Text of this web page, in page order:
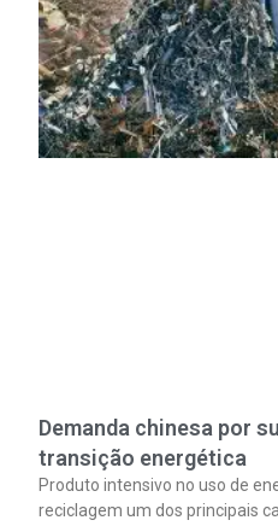
Demanda chinesa por
transição energética
Produto intensivo no uso de
reciclagem um dos principais